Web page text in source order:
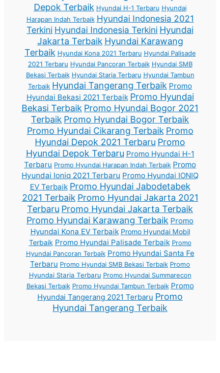
Depok Terbaik Hyundai H-1 Terbaru Hyundai
Harapan Indah Terbaik Hyundai Indonesia 2021
Terkini Hyundai Indonesia Terkini Hyundai
Jakarta Terbaik Hyundai Karawang
Terbaik Hyundai Kona 2021 Terbaru Hyundai Palisade
2021 Terbaru Hyundai Pancoran Terbaik Hyundai SMB
Bekasi Terbaik Hyundai Staria Terbaru Hyundai Tambun
Terbaik Hyundai Tangerang Terbaik Promo
Hyundai Bekasi 2021 Terbaik Promo Hyundai
Bekasi Terbaik Promo Hyundai Bogor 2021
Terbaik Promo Hyundai Bogor Terbaik
Promo Hyundai Cikarang Terbaik Promo
Hyundai Depok 2021 Terbaru Promo
Hyundai Depok Terbaru Promo Hyundai H-1
Terbaru Promo Hyundai Harapan Indah Terbaik Promo
Hyundai Ioniq 2021 Terbaru Promo Hyundai IONIQ
EV Terbaik Promo Hyundai Jabodetabek
2021 Terbaik Promo Hyundai Jakarta 2021
Terbaru Promo Hyundai Jakarta Terbaik
Promo Hyundai Karawang Terbaik Promo
Hyundai Kona EV Terbaik Promo Hyundai Mobil
Terbaik Promo Hyundai Palisade Terbaik Promo
Hyundai Pancoran Terbaik Promo Hyundai Santa Fe
Terbaru Promo Hyundai SMB Bekasi Terbaik Promo
Hyundai Staria Terbaru Promo Hyundai Summarecon
Bekasi Terbaik Promo Hyundai Tambun Terbaik Promo
Hyundai Tangerang 2021 Terbaru Promo
Hyundai Tangerang Terbaik